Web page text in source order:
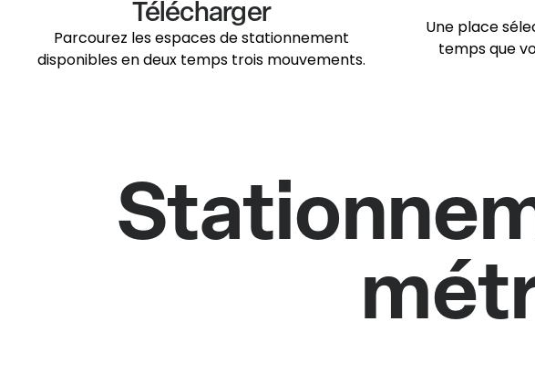
Télécharger
Parcourez les espaces de stationnement
disponibles en deux temps trois mouvements.
Une place
temps que